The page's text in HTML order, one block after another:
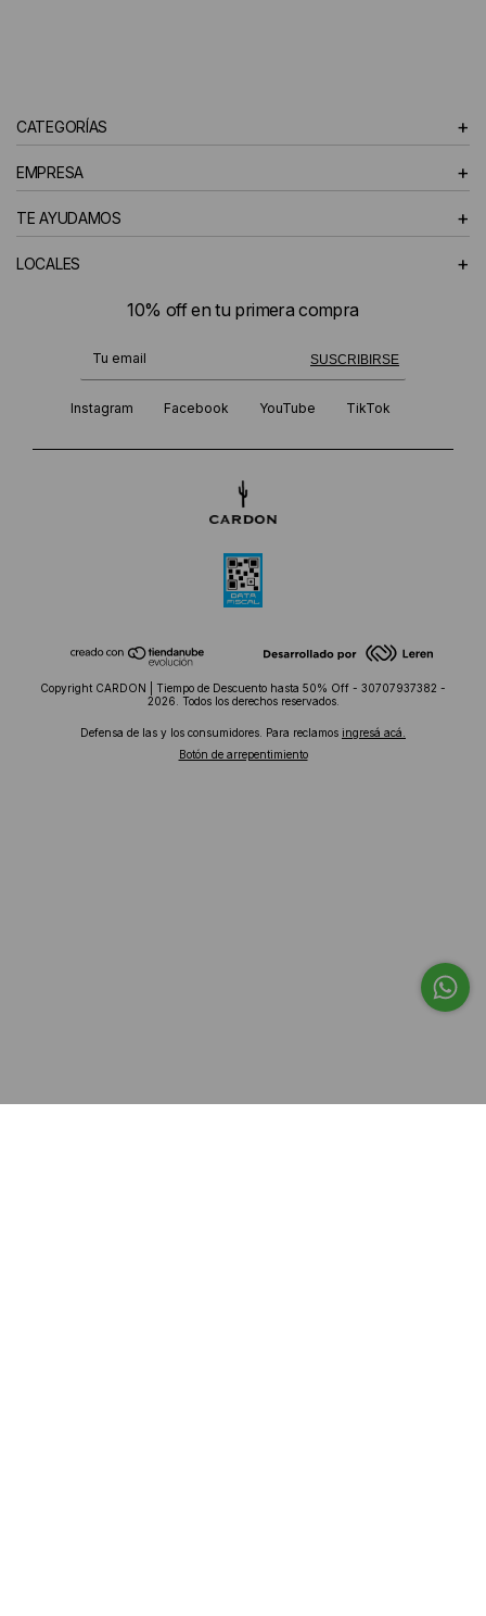
CATEGORÍAS +
EMPRESA +
TE AYUDAMOS +
LOCALES +
10% off en tu primera compra
SUSCRIBIRSE
¡Te suscribiste exitosamente!
Instagram Facebook YouTube TikTok
Copyright CARDON | Tiempo de Descuento hasta 50% Off - 30707937382 -
2026. Todos los derechos reservados.
Defensa de las y los consumidores. Para reclamos ingresá acá.
Botón de arrepentimiento